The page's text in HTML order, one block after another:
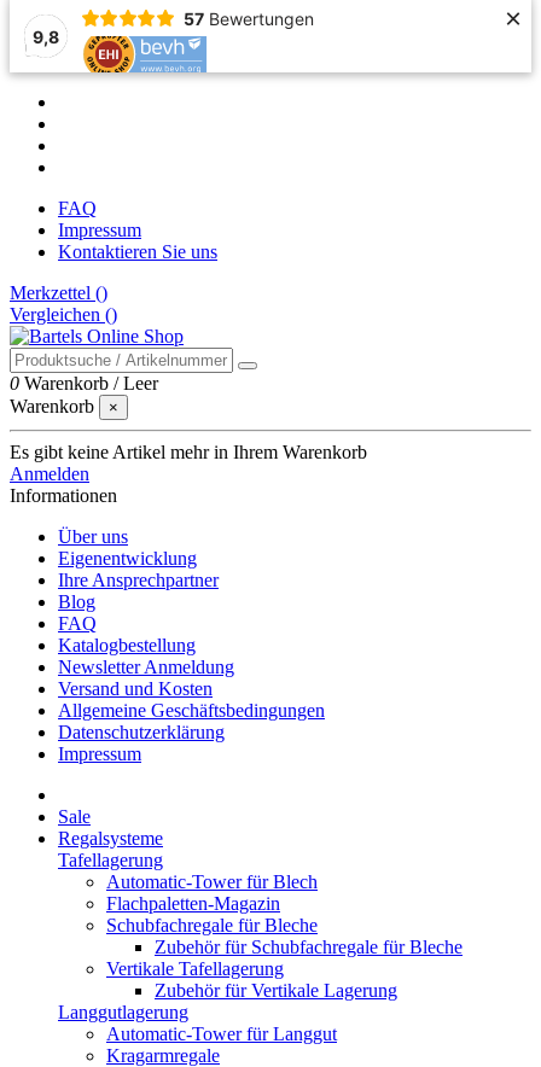
9,8
57 Bewertungen ×
FAQ
Impressum
Kontaktieren Sie uns
Merkzettel ()
Vergleichen ()
0 Warenkorb /Leer
Warenkorb
×
Es gibt keine Artikel mehr in Ihrem Warenkorb
Anmelden
Informationen
Über uns
Eigenentwicklung
Ihre Ansprechpartner
Blog
FAQ
Katalogbestellung
Newsletter Anmeldung
Versand und Kosten
Allgemeine Geschäftsbedingungen
Datenschutzerklärung
Impressum
Sale
Regalsysteme
Tafellagerung
Automatic-Tower für Blech
Flachpaletten-Magazin
Schubfachregale für Bleche
Zubehör für Schubfachregale für Bleche
Vertikale Tafellagerung
Zubehör für Vertikale Lagerung
Langgutlagerung
Automatic-Tower für Langgut
Kragarmregale